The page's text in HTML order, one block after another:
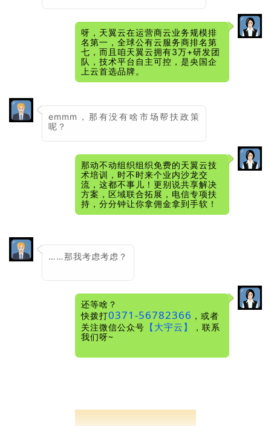
呀，天翼云在运营商云业务规模排
名第一，全球公有云服务商排名第
七，而且咱天翼云拥有3万+研发团
队，技术平台自主可控，是央国企
上云首选品牌。
emmm，那有没有啥市场帮扶政策
呢？
那动不动组织组织免费的天翼云技
术培训，时不时来个业内沙龙交
流，这都不事儿！更别说共享解决
方案，区域联合拓展，电信专项扶
持，分分钟让你拿佣金拿到手软！
……那我考虑考虑？
还等啥？
快拨打0371-56782366 ，或者
关注微信公众号 【大宇云】
，联系
我们呀~